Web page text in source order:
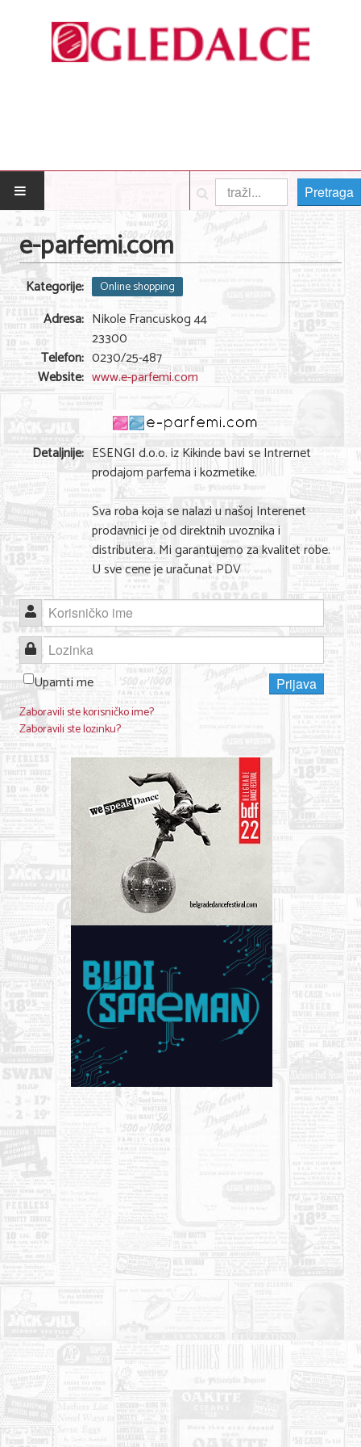
POČETNA
Posao
Nega lica i tela
Shopping
Sve za venčanje
Sve za decu
Gastronomija
Kuća i bašta
Zdravlje i medicina
Sport i rekreacija
Hobi i razonoda
ADRESAR
Posao
Usluge
Nega lica i tela
Shopping
Sve za venčanje
Sve za decu
Kuća i bašta
Gastronomija
Sport i rekreacija
Zdravlje i medicina
Hobi i razonoda
UPIS FIRMI
MARKETING
KONTAKT
O NAMA
Pretraga
e-parfemi.com
Kategorije: Online shopping
Adresa: Nikole Francuskog 44
23300
Telefon: 0230/25-487
Website: www.e-parfemi.com
Detaljnije: ESENGI d.o.o. iz Kikinde bavi se Intrernet
prodajom parfema i kozmetike.
Sva roba koja se nalazi u našoj Interenet
prodavnici je od direktnih uvoznika i
distributera. Mi garantujemo za kvalitet robe.
U sve cene je uračunat PDV
Korisničko ime
Lozinka
Upamti me
Prijava
Zaboravili ste korisničko ime?
Zaboravili ste lozinku?